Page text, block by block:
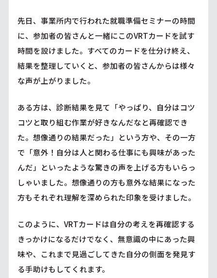
先日、事業所内で行われた就職準備セミナーの時間
に、参加者の皆さんと一緒にこのVRTカードを試す
時間を設けました。すべてのカードを仕分け終え、
結果を整理していくと、参加者の皆さんからは様々
な声が上がりました。
ある方は、診断結果を見て「やっぱり、自分はコツ
コツと取り組む作業が好きなんだなと再確認でき
た。想像通りの結果だった」という方や、その一方
で「意外！自分は人と関わる仕事にも興味があった
んだ」といったような驚きの声を上げる方もいらっ
しゃいました。想像通りの方も意外な結果になった
方もそれぞれ理解を深められた印象を受けました。
このように、VRTカードは自分の考えを再確認する
きっかけになるだけでなく、無意識の中にあった興
味や、これまで見過ごしてきた自分の側面を発見す
る手助けもしてくれます。